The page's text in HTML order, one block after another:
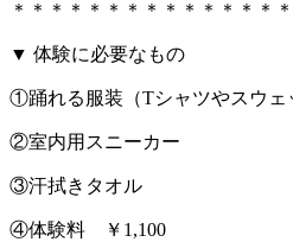
＊＊＊＊＊＊＊＊＊＊＊＊＊＊
▼ 体験に必要なもの
①踊れる服装（Tシャツやスウェ
②室内用スニーカー
③汗拭きタオル
④体験料 ￥1,100